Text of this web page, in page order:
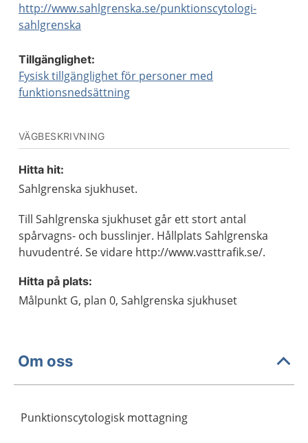
http://www.sahlgrenska.se/punktionscytologi-
sahlgrenska
Tillgänglighet:
Fysisk tillgänglighet för personer med
funktionsnedsättning
VÄGBESKRIVNING
Hitta hit:
Sahlgrenska sjukhuset.
Till Sahlgrenska sjukhuset går ett stort antal
spårvagns- och busslinjer. Hållplats Sahlgrenska
huvudentré. Se vidare http://www.vasttrafik.se/.
Hitta på plats:
Målpunkt G, plan 0, Sahlgrenska sjukhuset
Om oss
Punktionscytologisk mottagning